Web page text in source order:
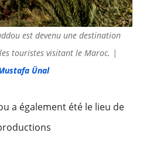
est devenu une destination
touristes visitant le Maroc. |
Ünal
a également été le lieu de